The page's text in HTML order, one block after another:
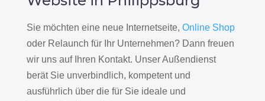
Sie möchten eine neue Internetseite, Online Shop
oder Relaunch für Ihr Unternehmen? Dann freuen
wir uns auf Ihren Kontakt. Unser Außendienst
berät Sie unverbindlich, kompetent und
ausführlich über die für Sie ideale und